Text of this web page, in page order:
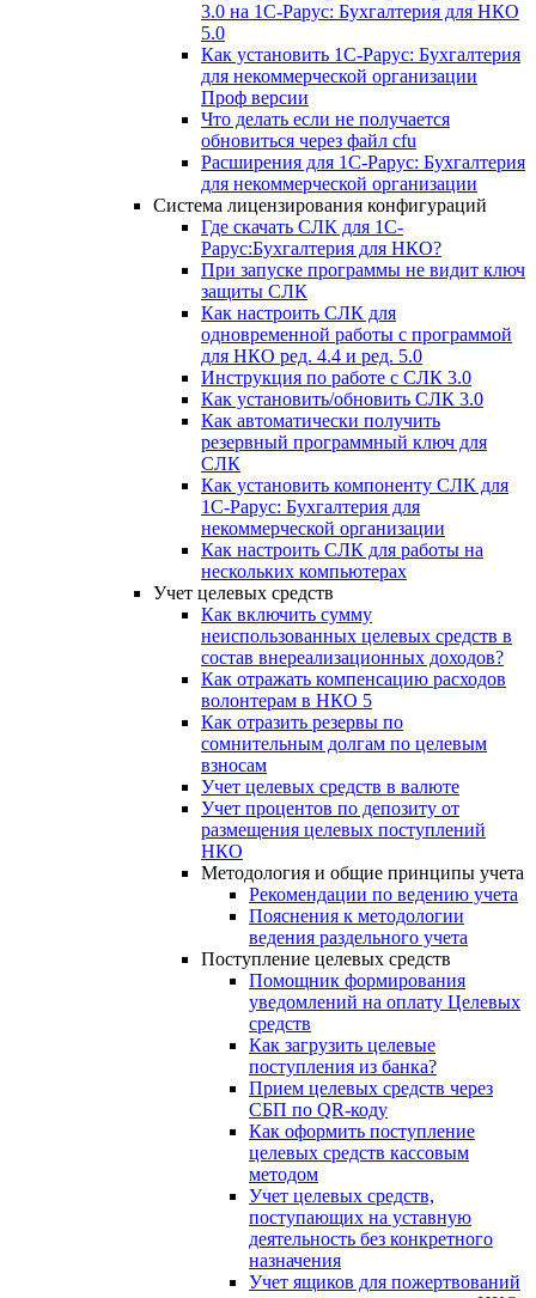
3.0 на 1С-Рарус: Бухгалтерия для НКО
5.0
Как установить 1С-Рарус: Бухгалтерия
для некоммерческой организации
Проф версии
Что делать если не получается
обновиться через файл cfu
Расширения для 1С-Рарус: Бухгалтерия
для некоммерческой организации
Система лицензирования конфигураций
Где скачать СЛК для 1С-
Рарус:Бухгалтерия для НКО?
При запуске программы не видит ключ
защиты СЛК
Как настроить СЛК для
одновременной работы с программой
для НКО ред. 4.4 и ред. 5.0
Инструкция по работе с СЛК 3.0
Как установить/обновить СЛК 3.0
Как автоматически получить
резервный программный ключ для
СЛК
Как установить компоненту СЛК для
1С-Рарус: Бухгалтерия для
некоммерческой организации
Как настроить СЛК для работы на
нескольких компьютерах
Учет целевых средств
Как включить сумму
неиспользованных целевых средств в
состав внереализационных доходов?
Как отражать компенсацию расходов
волонтерам в НКО 5
Как отразить резервы по
сомнительным долгам по целевым
взносам
Учет целевых средств в валюте
Учет процентов по депозиту от
размещения целевых поступлений
НКО
Методология и общие принципы учета
Рекомендации по ведению учета
Пояснения к методологии
ведения раздельного учета
Поступление целевых средств
Помощник формирования
уведомлений на оплату Целевых
средств
Как загрузить целевые
поступления из банка?
Прием целевых средств через
СБП по QR-коду
Как оформить поступление
целевых средств кассовым
методом
Учет целевых средств,
поступающих на уставную
деятельность без конкретного
назначения
Учет ящиков для пожертвований